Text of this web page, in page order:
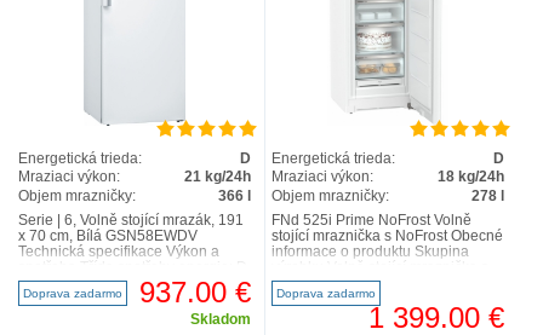
Energetická trieda:
D
Mraziaci výkon:
21 kg/24h
Objem mrazničky:
366 l
Serie | 6, Volně stojící mrazák, 191
x 70 cm, Bílá GSN58EWDV
Technická specifikace Výkon a
Čistý celkový..
Doprava zadarmo 937.00 €
Skladom
Energetická trieda:
D
Mraziaci výkon:
18 kg/24h
Objem mrazničky:
278 l
FNd 525i Prime NoFrost Volně
stojící mraznička s NoFrost Obecné
informace o produktu Skupina
NoFrost GTIN 40..
Doprava zadarmo
1 399.00 €